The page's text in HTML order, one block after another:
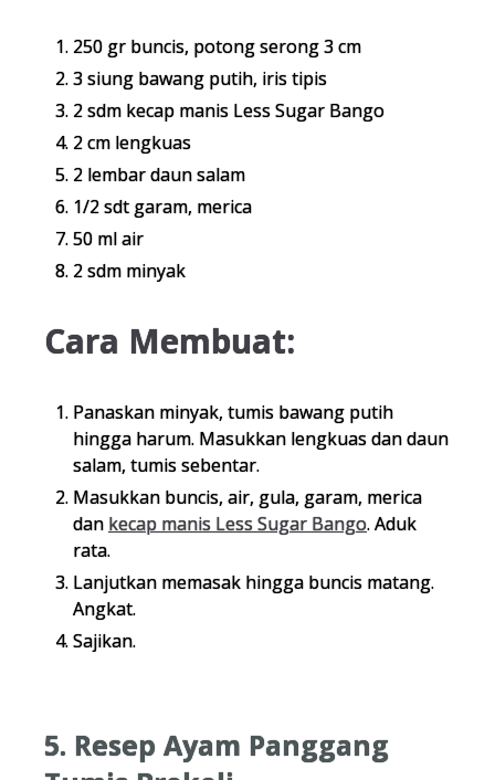
250 gr buncis, potong serong 3 cm
3 siung bawang putih, iris tipis
2 sdm kecap manis Less Sugar Bango
2 cm lengkuas
2 lembar daun salam
1/2 sdt garam, merica
50 ml air
2 sdm minyak
Cara Membuat:
Panaskan minyak, tumis bawang putih
hingga harum. Masukkan lengkuas dan daun
salam, tumis sebentar.
Masukkan buncis, air, gula, garam, merica
dan kecap manis Less Sugar Bango. Aduk
rata.
Lanjutkan memasak hingga buncis matang.
Angkat.
Sajikan.
5. Resep Ayam Panggang